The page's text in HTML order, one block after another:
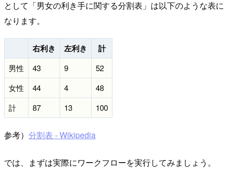
として「男女の利き手に関する分割表」は以下のような表に
なります。
右利き 左利き 計
男性 43 9
52
女性
44 4
48
計
87 13 100
参考） 分割表 - Wikipedia
では、まずは実際にワークフローを実行してみましょう。